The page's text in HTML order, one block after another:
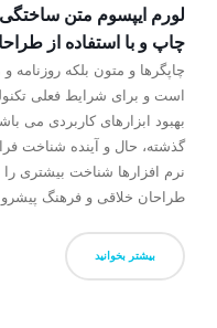
لورم ایپسوم متن
چاپ و با استفاده از
چاپگرها و متون بلکه
است و برای شرایط فعلی
بهبود ابزارهای کاربردی می
گذشته، حال و آینده شناخت
نرم افزارها شناخت بیشتری
طراحان خلاقی و فرهنگ
بیشتر بخوانید